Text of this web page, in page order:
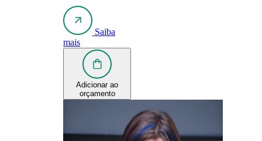
Saiba
mais
Adicionar ao
orçamento